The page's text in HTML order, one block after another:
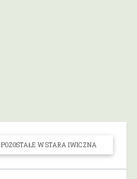
POZOSTAŁE W STARA IWICZNA